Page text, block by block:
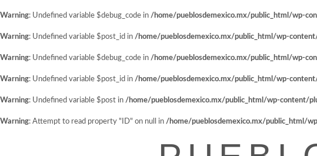
Warning: Undefined variable $debug_code in /home/pueblosdemexico.mx/public_html/wp-
Warning: Undefined variable $post_id in /home/pueblosdemexico.mx/public_html/wp-
Warning: Undefined variable $debug_code in /home/pueblosdemexico.mx/public_html/wp-
Warning: Undefined variable $post_id in /home/pueblosdemexico.mx/public_html/wp-
Warning: Undefined variable $post in /home/pueblosdemexico.mx/public_html/wp-content/
Warning: Attempt to read property "ID" on null in /home/pueblosdemexico.mx/public_html/